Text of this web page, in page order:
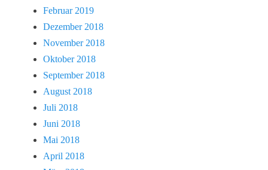
Februar 2019
Dezember 2018
November 2018
Oktober 2018
September 2018
August 2018
Juli 2018
Juni 2018
Mai 2018
April 2018